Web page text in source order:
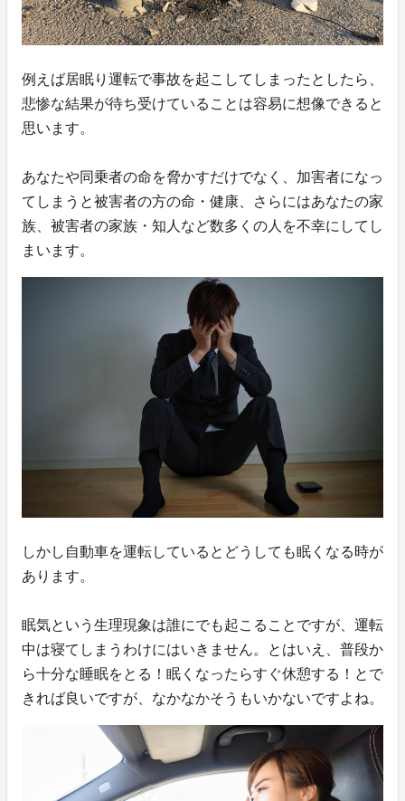
例えば居眠り運転で事故を起こしてしまったとしたら、
悲惨な結果が待ち受けていることは容易に想像できると
思います。
あなたや同乗者の命を脅かすだけでなく、加害者になっ
てしまうと被害者の方の命・健康、さらにはあなたの家
族、被害者の家族・知人など数多くの人を不幸にしてし
まいます。
しかし自動車を運転しているとどうしても眠くなる時が
あります。
眠気という生理現象は誰にでも起こることですが、運転
中は寝てしまうわけにはいきません。とはいえ、普段か
ら十分な睡眠をとる！眠くなったらすぐ休憩する！とで
きれば良いですが、なかなかそうもいかないですよね。